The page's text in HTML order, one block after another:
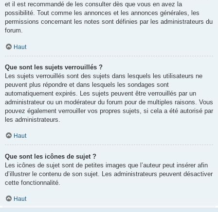
et il est recommandé de les consulter dès que vous en avez la
possibilité. Tout comme les annonces et les annonces générales, les
permissions concernant les notes sont définies par les administrateurs du
forum.
Haut
Que sont les sujets verrouillés ?
Les sujets verrouillés sont des sujets dans lesquels les utilisateurs ne
peuvent plus répondre et dans lesquels les sondages sont
automatiquement expirés. Les sujets peuvent être verrouillés par un
administrateur ou un modérateur du forum pour de multiples raisons. Vous
pouvez également verrouiller vos propres sujets, si cela a été autorisé par
les administrateurs.
Haut
Que sont les icônes de sujet ?
Les icônes de sujet sont de petites images que l’auteur peut insérer afin
d’illustrer le contenu de son sujet. Les administrateurs peuvent désactiver
cette fonctionnalité.
Haut